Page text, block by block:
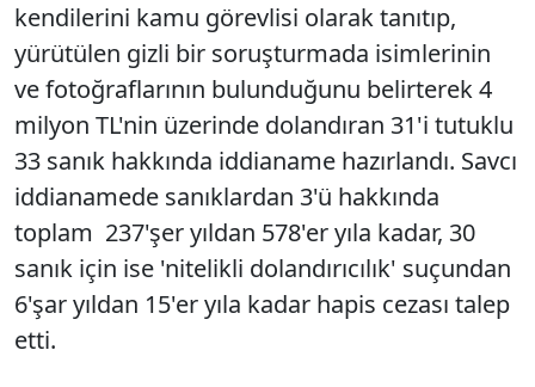
kendilerini kamu görevlisi olarak tanıtıp,
yürütülen gizli bir soruşturmada isimlerinin
ve fotoğraflarının bulunduğunu belirterek 4
milyon TL'nin üzerinde dolandıran 31'i tutuklu
33 sanık hakkında iddianame hazırlandı. Savcı
iddianamede sanıklardan 3'ü hakkında
toplam 237'şer yıldan 578'er yıla kadar, 30
sanık için ise 'nitelikli dolandırıcılık' suçundan
6'şar yıldan 15'er yıla kadar hapis cezası talep
etti.